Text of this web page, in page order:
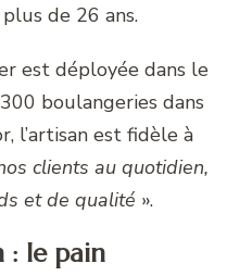
de 26 ans.
est déployée dans le
boulangeries dans
l’artisan est fidèle à
clients au quotidien,
et de qualité ».
: le pain